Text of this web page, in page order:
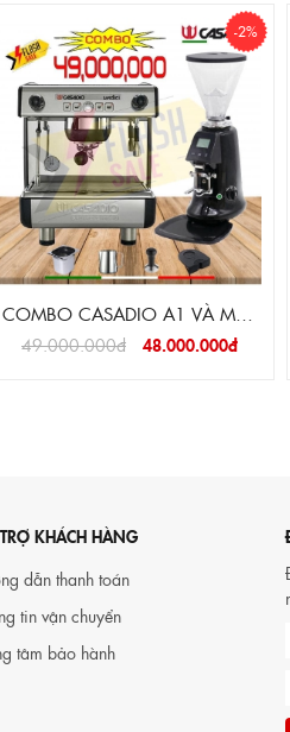
-2%
COMBO CASADIO A1 VÀ MÁY
XAY XJ 600AD
49.000.000đ 48.000.000đ
KHÁCH HÀNG
dẫn thanh toán
tin vận chuyển
tâm bảo hành